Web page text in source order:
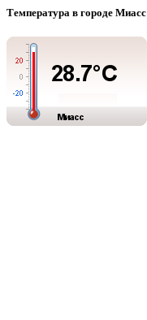
Температура в городе Миасс